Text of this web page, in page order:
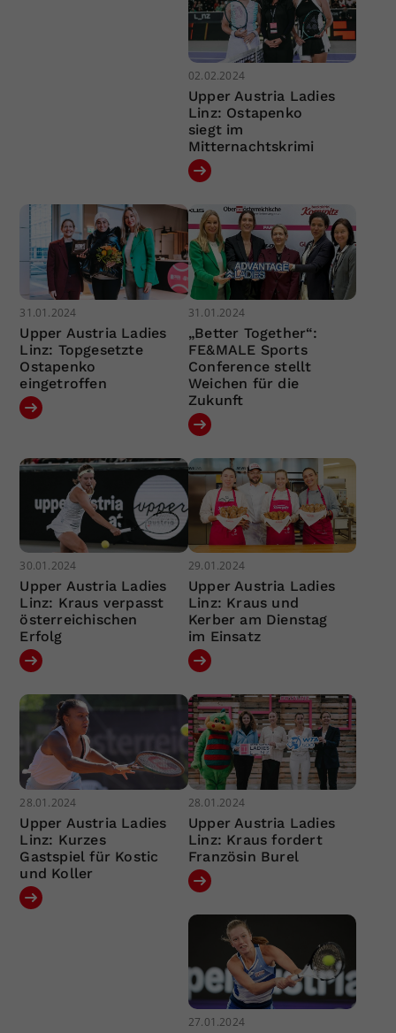
02.02.2024
Upper Austria Ladies
Linz: Ostapenko
siegt im
Mitternachtskrimi
31.01.2024
Upper Austria Ladies
Linz: Topgesetzte
Ostapenko
eingetroffen
31.01.2024
„Better Together“:
FE&MALE Sports
Conference stellt
Weichen für die
Zukunft
30.01.2024
Upper Austria Ladies
Linz: Kraus verpasst
österreichischen
Erfolg
29.01.2024
Upper Austria Ladies
Linz: Kraus und
Kerber am Dienstag
im Einsatz
28.01.2024
Upper Austria Ladies
Linz: Kurzes
Gastspiel für Kostic
und Koller
28.01.2024
Upper Austria Ladies
Linz: Kraus fordert
Französin Burel
27.01.2024